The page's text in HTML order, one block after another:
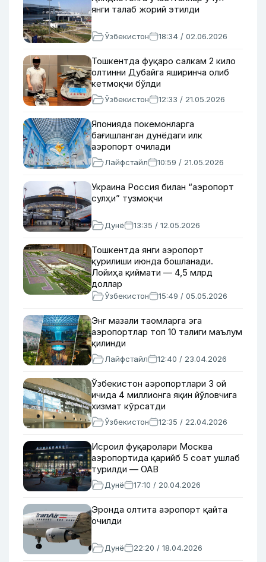
янги талаб жорий этилди
Ўзбекистон 18:34 / 02.06.2026
Тошкентда фуқаро салкам 2 кило
олтинни Дубайга яширинча олиб
кетмоқчи бўлди
Ўзбекистон 12:33 / 21.05.2026
Японияда покемонларга
бағишланган дунёдаги илк
аэропорт очилади
Лайфстайл 10:59 / 21.05.2026
Украина Россия билан “аэропорт
сулҳи” тузмоқчи
Дунё 13:35 / 12.05.2026
Тошкентда янги аэропорт
қурилиши июнда бошланади.
Лойиҳа қиймати — 4,5 млрд
доллар
Ўзбекистон 15:49 / 05.05.2026
Энг мазали таомларга эга
аэропортлар топ 10 талиги маълум
қилинди
Лайфстайл 12:40 / 23.04.2026
Ўзбекистон аэропортлари 3 ой
ичида 4 миллионга яқин йўловчига
хизмат кўрсатди
Ўзбекистон 12:35 / 22.04.2026
Исроил фуқаролари Москва
аэропортида қарийб 5 соат ушлаб
турилди — ОАВ
Дунё 17:10 / 20.04.2026
Эронда олтита аэропорт қайта
очилди
Дунё 22:20 / 18.04.2026